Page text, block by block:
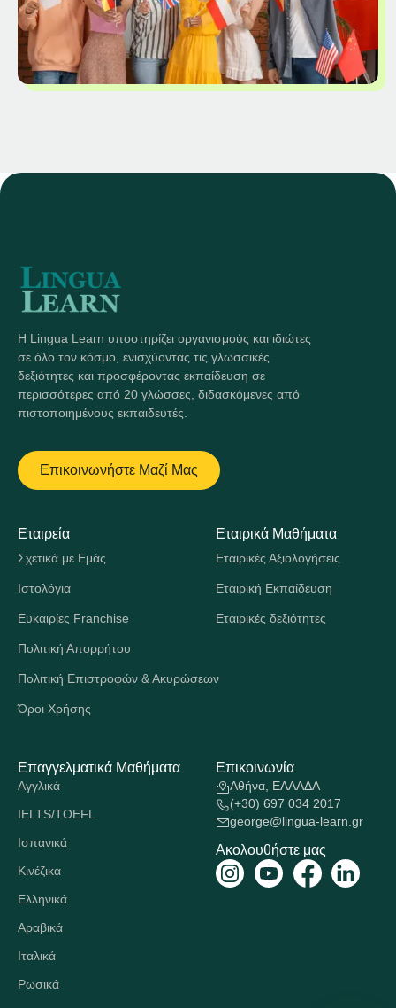
Η Lingua Learn υποστηρίζει οργανισμούς και ιδιώτες
σε όλο τον κόσμο, ενισχύοντας τις γλωσσικές
δεξιότητες και προσφέροντας εκπαίδευση σε
περισσότερες από 20 γλώσσες, διδασκόμενες από
πιστοποιημένους εκπαιδευτές.
Επικοινωνήστε Μαζί Μας
Εταιρεία
Σχετικά με Εμάς
Ιστολόγια
Ευκαιρίες Franchise
Πολιτική Απορρήτου
Πολιτική Επιστροφών & Ακυρώσεων
Όροι Χρήσης
Εταιρικά Μαθήματα
Εταιρικές Αξιολογήσεις
Εταιρική Εκπαίδευση
Εταιρικές δεξιότητες
Επαγγελματικά Μαθήματα
Αγγλικά
IELTS/TOEFL
Ισπανικά
Κινέζικα
Ελληνικά
Αραβικά
Ιταλικά
Ρωσικά
Επικοινωνία
Αθήνα, ΕΛΛΑΔΑ
(+30) 697 034 2017
george@lingua-learn.gr
Ακολουθήστε μας